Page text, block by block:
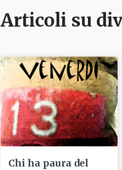
Articoli su
Chi ha paura del